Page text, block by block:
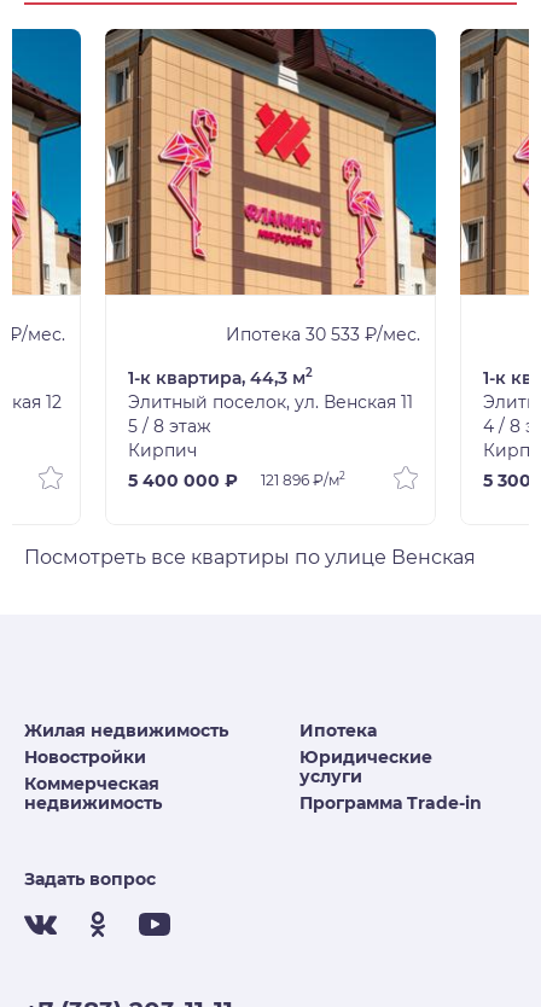
₽/мес.
12
Ипотека 30 533 ₽/мес.
1-к квартира, 44,3 м2
Элитный поселок, ул. Венская 11
5 / 8 этаж
Кирпич
5 400 000 ₽
121 896 ₽/м2
1-к
4 / 8
5 300
Посмотреть все квартиры по улице Венская
Жилая недвижимость
Новостройки
Коммерческая
недвижимость
Ипотека
Юридические
услуги
Программа Trade-in
Задать вопрос